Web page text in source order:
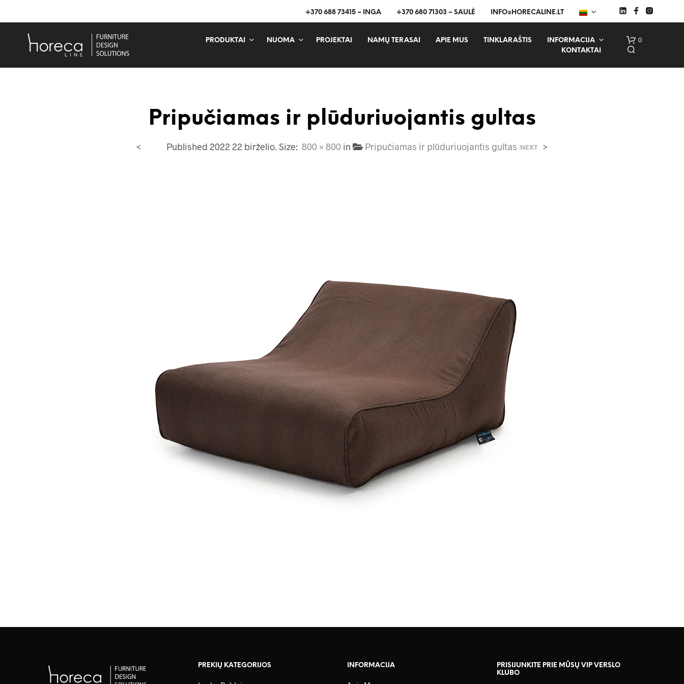
+370 688 73415 – INGA +370 680 71303 – SAULĖ INFO@HORECALINE.LT
PRODUKTAI NUOMA PROJEKTAI NAMŲ TERASAI APIE MUS TINKLARAŠTIS
INFORMACIJA
KONTAKTAI
0
Pripučiamas ir plūduriuojantis gultas
Published 2022 22 birželio. Size: 800 × 800 in Pripučiamas ir plūduriuojantis gultas
< NEXT >
PREKIŲ KATEGORIJOS INFORMACIJA
PRISIJUNKITE PRIE MŪSŲ VIP VERSLO
KLUBO